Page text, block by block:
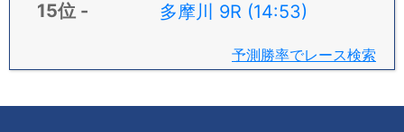
多摩川 9R (14:53)
予測勝率でレース検索